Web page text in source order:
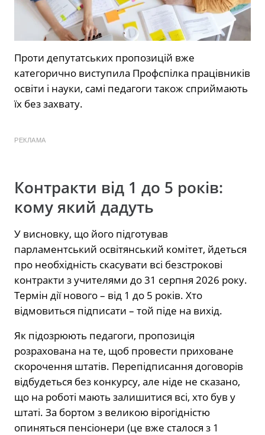
Проти депутатських пропозицій вже
категорично виступила Профспілка працівників
освіти і науки, самі педагоги також сприймають
їх без захвату.
РЕКЛАМА
Контракти від 1 до 5 років:
кому який дадуть
У висновку, що його підготував
парламентський освітянський комітет, йдеться
про необхідність скасувати всі безстрокові
контракти з учителями до 31 серпня 2026 року.
Термін дії нового – від 1 до 5 років. Хто
відмовиться підписати – той піде на вихід.
Як підозрюють педагоги, пропозиція
розрахована на те, щоб провести приховане
скорочення штатів. Перепідписання договорів
відбудеться без конкурсу, але ніде не сказано,
що на роботі мають залишитися всі, хто був у
штаті. За бортом з великою вірогідністю
опиняться пенсіонери (це вже сталося з 1